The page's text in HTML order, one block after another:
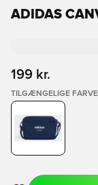
ADIDAS
199 kr.
TILGÆNGELIGE